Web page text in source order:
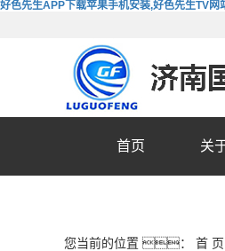
好色先生APP下载苹果手机安装,好色先生TV
首页 关
您当前的位置 ： 首 页